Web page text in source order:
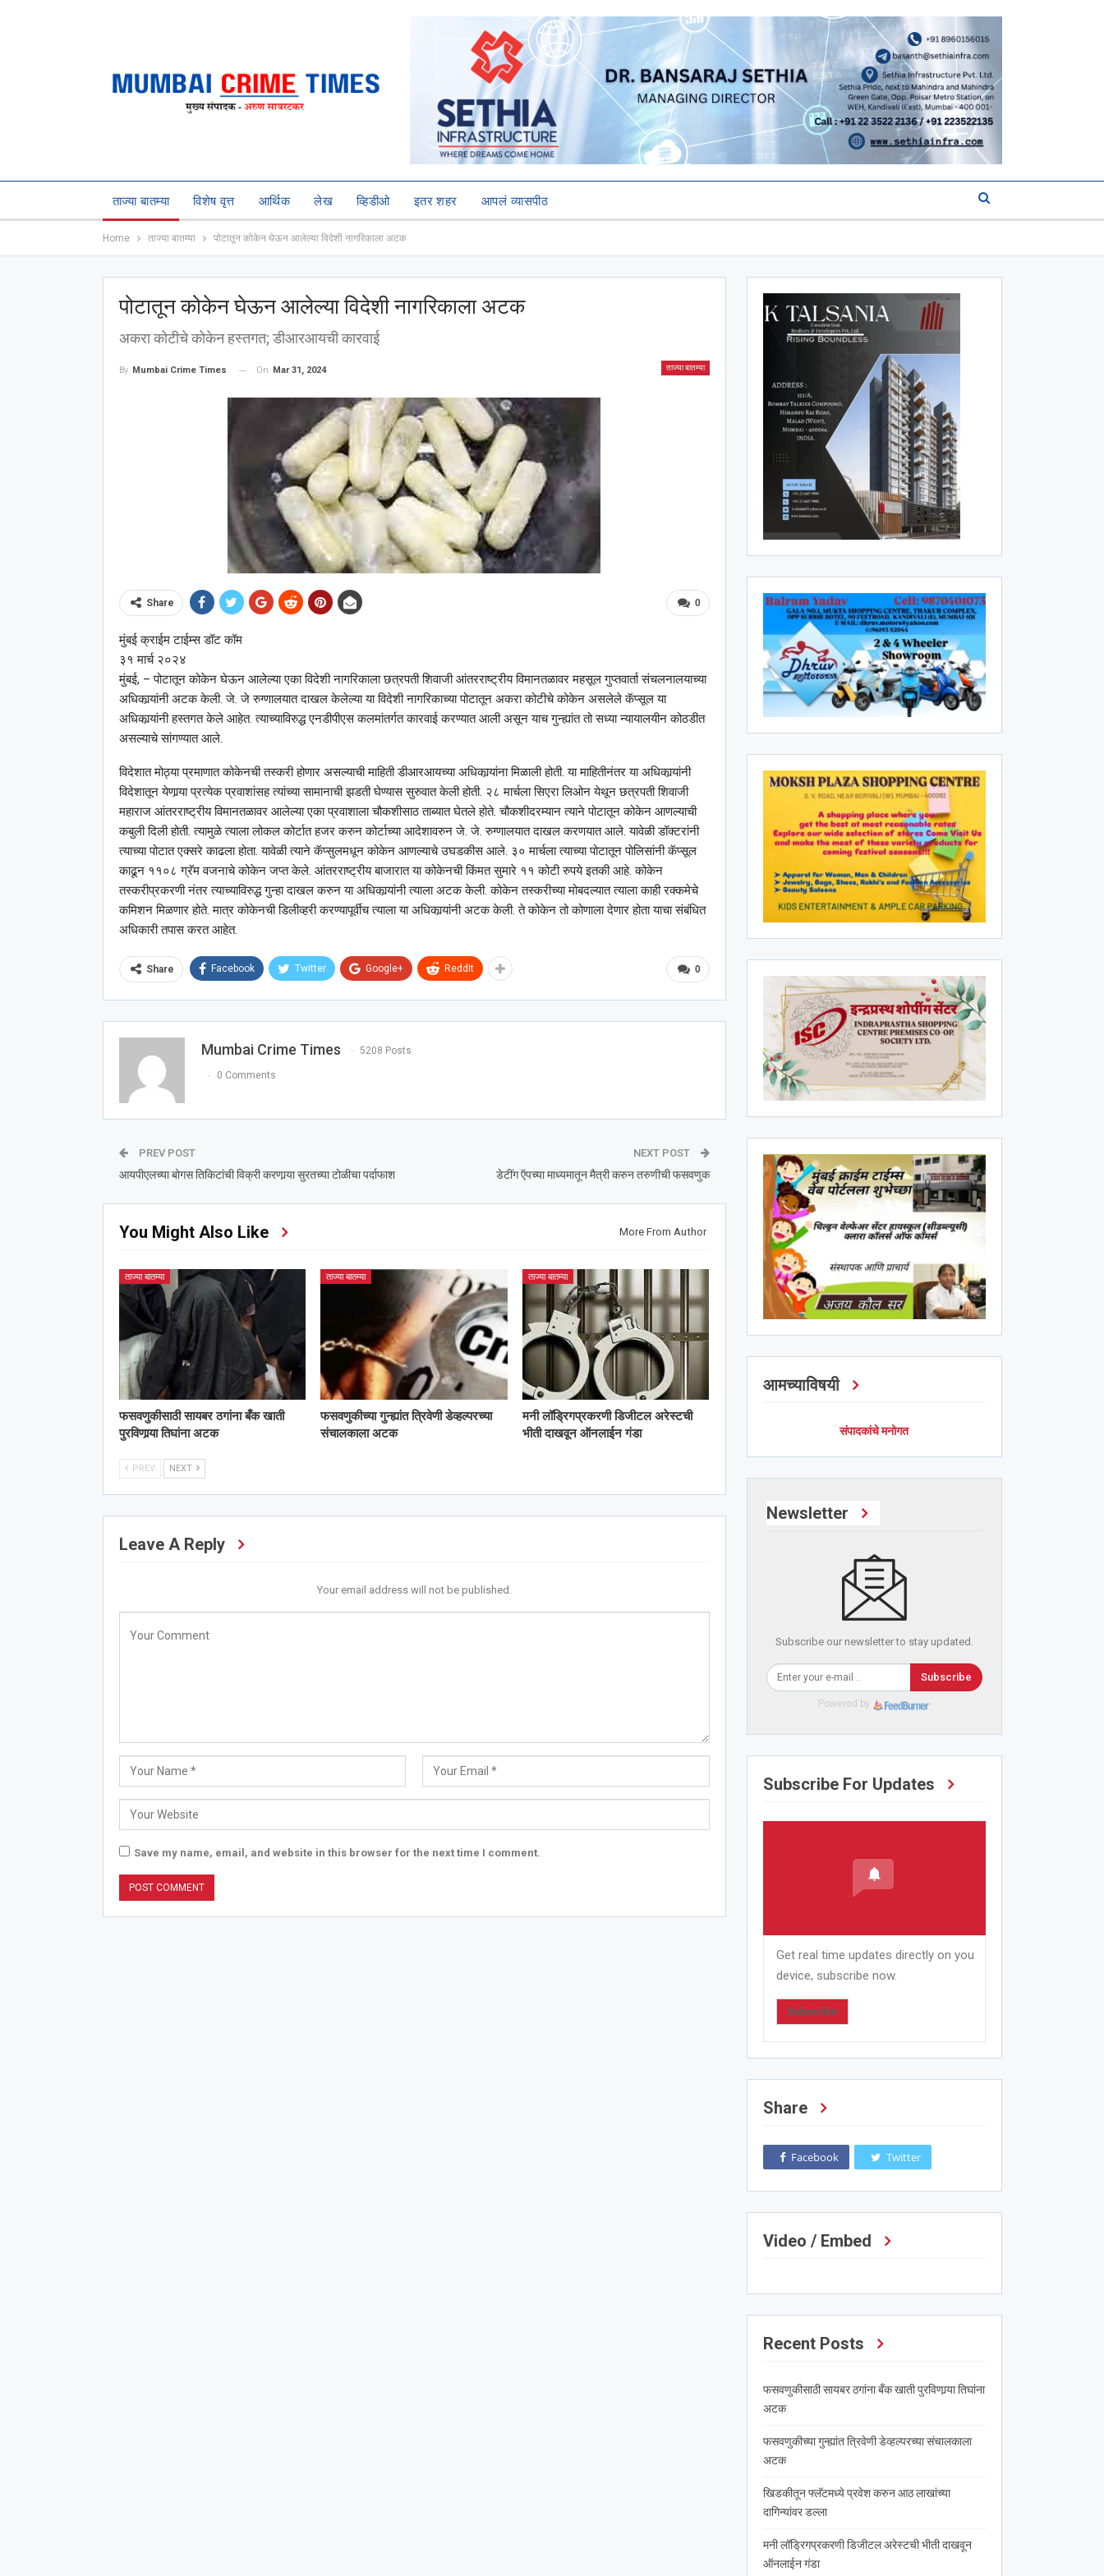
ताज्या बातम्या विशेष वृत्त आर्थिक लेख व्हिडीओ इतर शहर आपलं व्यासपीठ
Home ताज्या बातम्या पोटातून कोकेन घेऊन आलेल्या विदेशी नागरिकाला अटक
पोटातून कोकेन घेऊन आलेल्या विदेशी नागरिकाला अटक
अकरा कोटीचे कोकेन हस्तगत; डीआरआयची कारवाई
ताज्या बातम्या
By Mumbai Crime Times On Mar 31, 2024
0
Share
मुंबई क्राईम टाईम्स डॉट कॉम
३१ मार्च २०२४
मुंबई, – पोटातून कोकेन घेऊन आलेल्या एका विदेशी नागरिकाला छत्रपती शिवाजी आंतरराष्ट्रीय विमानतळावर महसूल गुप्तवार्ता संचलनालयाच्या
अधिकार्‍यांनी अटक केली. जे. जे रुग्णालयात दाखल केलेल्या या विदेशी नागरिकाच्या पोटातून अकरा कोटीचे कोकेन असलेले कॅप्सूल या
अधिकार्‍यांनी हस्तगत केले आहेत. त्याच्याविरुद्ध एनडीपीएस कलमांतर्गत कारवाई करण्यात आली असून याच गुन्ह्यांत तो सध्या न्यायालयीन कोठडीत
असल्याचे सांगण्यात आले.
विदेशात मोठ्या प्रमाणात कोकेनची तस्करी होणार असल्याची माहिती डीआरआयच्या अधिकार्‍यांना मिळाली होती. या माहितीनंतर या अधिकार्‍यांनी
विदेशातून येणार्‍या प्रत्येक प्रवाशांसह त्यांच्या सामानाची झडती घेण्यास सुरुवात केली होती. २८ मार्चला सिएरा लिओन येथून छत्रपती शिवाजी
महाराज आंतरराष्ट्रीय विमानतळावर आलेल्या एका प्रवाशाला चौकशीसाठ ताब्यात घेतले होते. चौकशीदरम्यान त्याने पोटातून कोकेन आणल्याची
कबुली दिली होती. त्यामुळे त्याला लोकल कोर्टात हजर करुन कोर्टाच्या आदेशावरुन जे. जे. रुग्णालयात दाखल करणयात आले. यावेळी डॉक्टरांनी
त्याच्या पोटात एक्सरे काढला होता. यावेळी त्याने कॅप्सुलमधून कोकेन आणल्याचे उघडकीस आले. ३० मार्चला त्याच्या पोटातून पोलिसांनी कॅप्सूल
काढून ११०८ ग्रॅम वजनाचे कोकेन जप्त केले. आंतरराष्ट्रीय बाजारात या कोकेनची किंमत सुमारे ११ कोटी रुपये इतकी आहे. कोकेन
तस्करीप्रकरणी नंतर त्याच्याविरुद्ध गुन्हा दाखल करुन या अधिकार्‍यांनी त्याला अटक केली. कोकेन तस्करीच्या मोबदल्यात त्याला काही रक्कमेचे
कमिशन मिळणार होते. मात्र कोकेनची डिलीव्हरी करण्यापूर्वीच त्याला या अधिकार्‍यांनी अटक केली. ते कोकेन तो कोणाला देणार होता याचा संबंधित
अधिकारी तपास करत आहेत.
0
Share Facebook Twitter Google+ ReddIt
Mumbai Crime Times 5208 Posts
0 Comments
PREV POST
आयपीएलच्या बोगस तिकिटांची विक्री करणार्‍या सुरतच्या टोळीचा पर्दाफाश
NEXT POST
डेटींग ऍपच्या माध्यमातून मैत्री करुन तरुणीची फसवणुक
You Might Also Like More From Author
ताज्या बातम्या
फसवणुकीसाठी सायबर ठगांना बँक खाती
पुरविणार्‍या तिघांना अटक
ताज्या बातम्या
फसवणुकीच्या गुन्ह्यांत त्रिवेणी डेव्हल्परच्या
संचालकाला अटक
ताज्या बातम्या
मनी लॉड्रिगप्रकरणी डिजीटल अरेस्टची
भीती दाखवून ऑनलाईन गंडा
PREV NEXT
Leave A Reply
Your email address will not be published.
Save my name, email, and website in this browser for the next time I comment.
आमच्याविषयी
संपादकांचे मनोगत
Newsletter
Subscribe our newsletter to stay updated.
Subscribe
Powered by
Subscribe For Updates
Get real time updates directly on you
device, subscribe now.
Subscribe
Share
Facebook Twitter
Video / Embed
Recent Posts
फसवणुकीसाठी सायबर ठगांना बँक खाती पुरविणार्‍या तिघांना
अटक
फसवणुकीच्या गुन्ह्यांत त्रिवेणी डेव्हल्परच्या संचालकाला
अटक
खिडकीतून फ्लॅटमध्ये प्रवेश करुन आठ लाखांच्या
दागिन्यांवर डल्ला
मनी लॉड्रिगप्रकरणी डिजीटल अरेस्टची भीती दाखवून
ऑनलाईन गंडा